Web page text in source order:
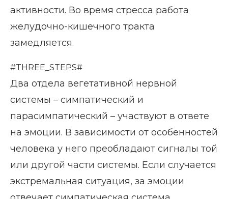
активности. Во время стресса работа
желудочно-кишечного тракта
замедляется.
#THREE_STEPS#
Два отдела вегетативной нервной
системы – симпатический и
парасимпатический – участвуют в ответе
на эмоции. В зависимости от особенностей
человека у него преобладают сигналы той
или другой части системы. Если случается
экстремальная ситуация, за эмоции